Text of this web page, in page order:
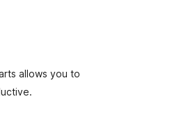
allows you to